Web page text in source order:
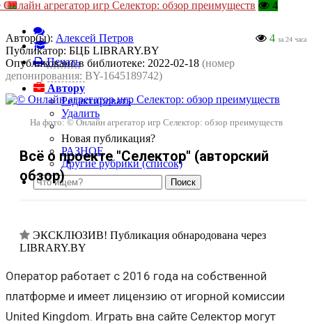
агрегатор игр Селектор: обзор преимуществ 4
Печать
Автору
Редактировать
Удалить
Новая публикация?
РАЗНОЕ
Другие рубрики (список)
4 за 24 часа
Автор(ы): Алексей Петров
Публикатор: БЦБ LIBRARY.BY
Опубликовано в библиотеке: 2022-02-18 (номер
депонирования: BY-1645189742)
На фото: © Онлайн агрегатор игр Селектор: обзор преимуществ
Всё о проекте "Селектор" (авторский
обзор)
ЭКСКЛЮЗИВ! Публикация обнародована через
LIBRARY.BY
Оператор работает с 2016 года на собственной
платформе и имеет лицензию от игорной комиссии
United Kingdom. Играть вна сайте Селектор могут